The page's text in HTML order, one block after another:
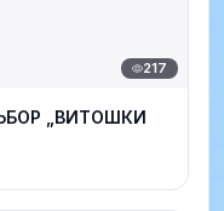
217
„ВИТОШКИ